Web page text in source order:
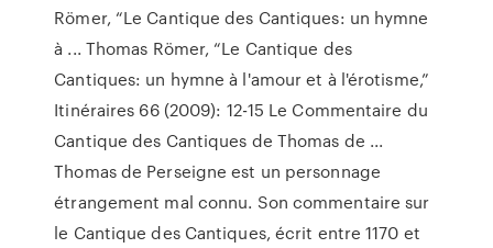
Römer, “Le Cantique des Cantiques: un hymne
à ... Thomas Römer, “Le Cantique des
Cantiques: un hymne à l'amour et à l'érotisme,”
Itinéraires 66 (2009): 12-15 Le Commentaire du
Cantique des Cantiques de Thomas de ...
Thomas de Perseigne est un personnage
étrangement mal connu. Son commentaire sur
le Cantique des Cantiques, écrit entre 1170 et